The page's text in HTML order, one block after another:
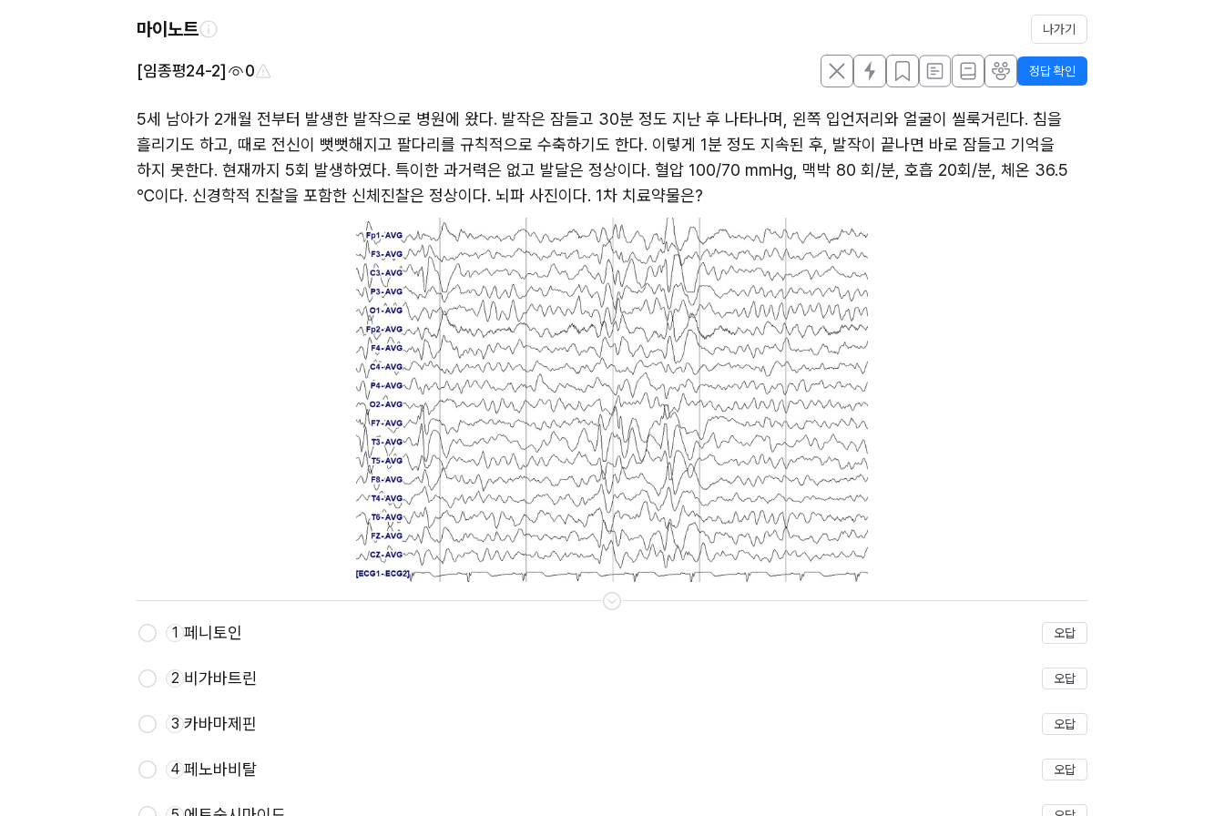
마이노트 나가기
[임종평24-2] 0 정답 확인
5세 남아가 2개월 전부터 발생한 발작으로 병원에 왔다. 발작은 잠들고 30분 정도 지난 후 나타나며, 왼쪽 입언저리와 얼굴이 씰룩거린다. 침을
흘리기도 하고, 때로 전신이 뻣뻣해지고 팔다리를 규칙적으로 수축하기도 한다. 이렇게 1분 정도 지속된 후, 발작이 끝나면 바로 잠들고 기억을
하지 못한다. 현재까지 5회 발생하였다. 특이한 과거력은 없고 발달은 정상이다. 혈압 100/70 mmHg, 맥박 80 회/분, 호흡 20회/분, 체온 36.5
℃이다. 신경학적 진찰을 포함한 신체진찰은 정상이다. 뇌파 사진이다. 1차 치료약물은?
저장
1 페니토인 오답
2 비가바트린 오답
3 카바마제핀 오답
4 페노바비탈 오답